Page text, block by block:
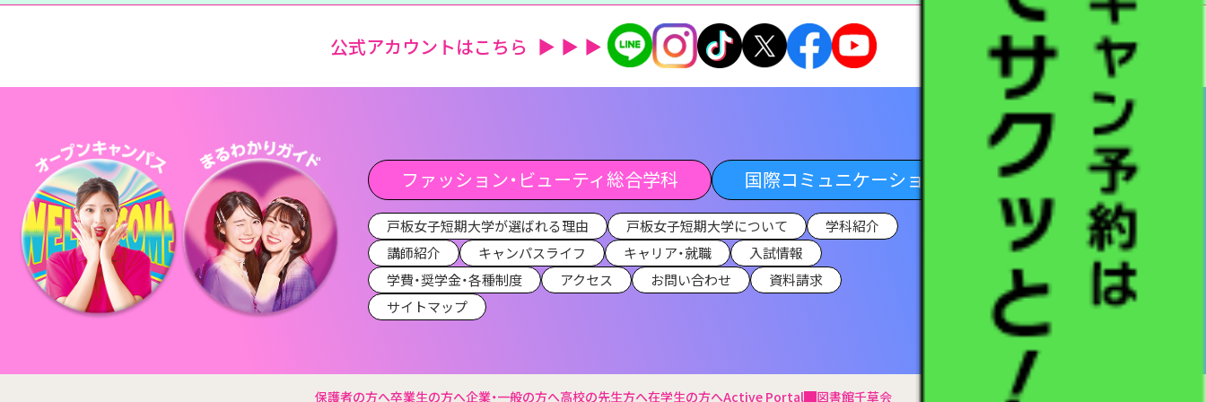
公式アカウントはこちら
ファッション・ビューティ総合学科 国際コミュニケーション学科
戸板女子短期大学が選ばれる理由 戸板女子短期大学について
学科紹介
講師紹介
キャンパスライフ キャリア・就職
入試情報
学費・奨学金・各種制度
アクセス お問い合わせ
資料請求
サイトマップ
保護者の方へ卒業生の方へ企業・一般の方へ高校の先生方へ在学生の方へActive Portal 図書館千草会